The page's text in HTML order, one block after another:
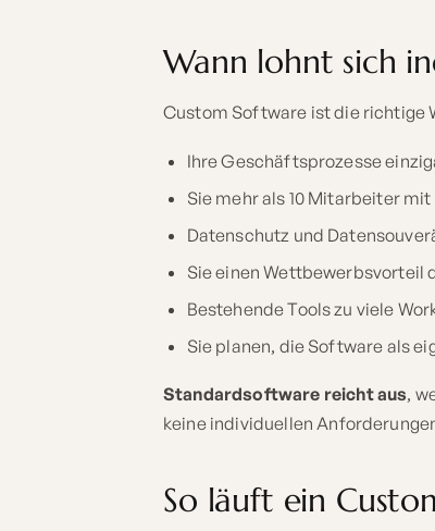
Wann lohnt sich
Custom Software ist die richtige
Ihre Geschäftsprozesse
Sie mehr als 10 Mitarbeiter
Datenschutz und
Sie einen Wettbewerbsvorteil
Bestehende Tools zu viele
Sie planen, die Software als
Standardsoftware reicht aus,
keine individuellen
So läuft ein